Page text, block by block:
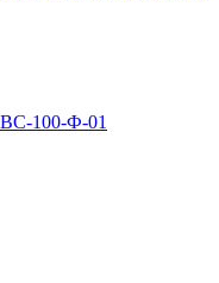
ВС-100-Ф-01